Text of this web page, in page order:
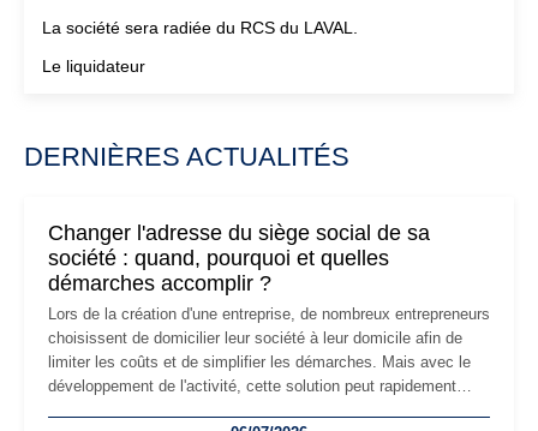
La société sera radiée du RCS du LAVAL.
Le liquidateur
DERNIÈRES ACTUALITÉS
Changer l'adresse du siège social de sa
société : quand, pourquoi et quelles
démarches accomplir ?
Lors de la création d'une entreprise, de nombreux entrepreneurs
choisissent de domicilier leur société à leur domicile afin de
limiter les coûts et de simplifier les démarches. Mais avec le
développement de l'activité, cette solution peut rapidement